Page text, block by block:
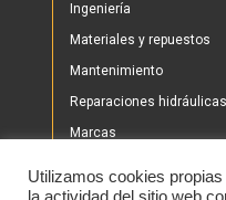
Ingeniería
Materiales y repuestos
Mantenimiento
Reparaciones hidráulicas
Marcas
Tienda
Utilizamos cookies